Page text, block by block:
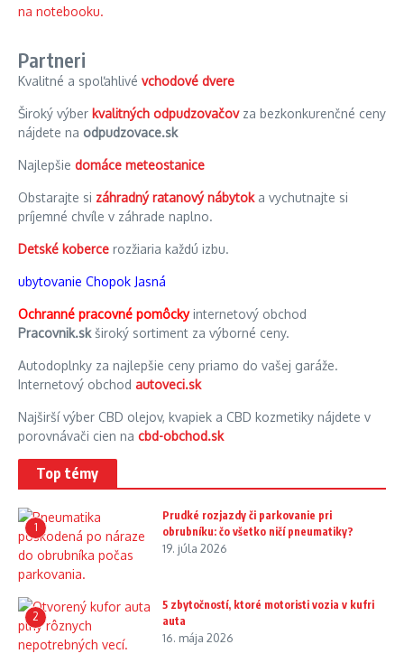
Partneri
Kvalitné a spoľahlivé vchodové dvere
Široký výber kvalitných odpudzovačovza bezkonkurenčné ceny
nájdete na odpudzovace.sk
Najlepšie domáce meteostanice
Obstarajte si záhradný ratanový nábytoka vychutnajte si
príjemné chvíle v záhrade naplno.
Detské koberce rozžiaria každú izbu.
ubytovanie Chopok Jasná
Ochranné pracovné pomôckyinternetový obchod
Pracovnik.skširoký sortiment za výborné ceny.
Autodoplnky za najlepšie ceny priamo do vašej garáže.
Internetový obchod autoveci.sk
Najširší výber CBD olejov, kvapiek a CBD kozmetiky nájdete v
porovnávači cien na cbd-obchod.sk
Top témy
1
Prudké rozjazdy či parkovanie pri
obrubníku: čo všetko ničí pneumatiky?
19. júla 2026
2
5 zbytočností, ktoré motoristi vozia v kufri
auta
16. mája 2026